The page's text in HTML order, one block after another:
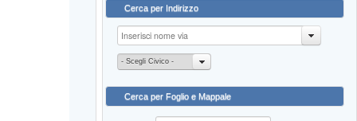
Cerca per Indirizzo
- Scegli Civico -
Cerca per Foglio e Mappale